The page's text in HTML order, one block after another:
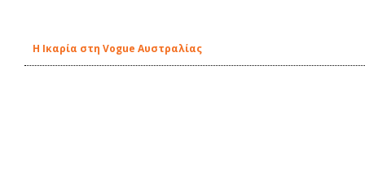
Η Ικαρία στη Vogue Αυστραλίας